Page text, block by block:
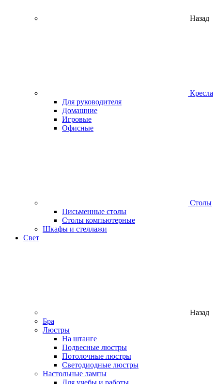
Назад
Кресла
Для руководителя
Домашние
Игровые
Офисные
Столы
Письменные столы
Столы компьютерные
Шкафы и стеллажи
Свет
Назад
Бра
Люстры
На штанге
Подвесные люстры
Потолочные люстры
Светодиодные люстры
Настольные лампы
Для учебы и работы